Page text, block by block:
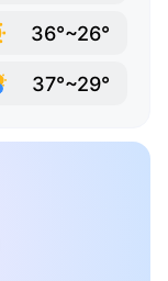
36°~26°
37°~29°